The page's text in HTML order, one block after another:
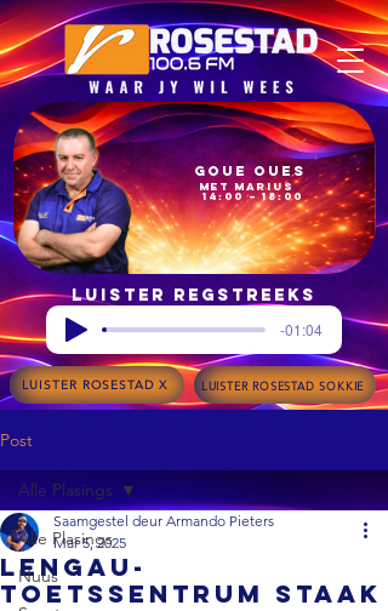
14:00 – 18:00
met Marius
Goue Oues
Luister regstreeks
-01:04
LUISTER ROSESTAD X LUISTER ROSESTAD SOKKIE
Post
Alle Plasings
Nuus
Alle Plasings
Lengau-
toetssentrum staak
Saamgestel deur Armando Pieters
Mar 5, 2025